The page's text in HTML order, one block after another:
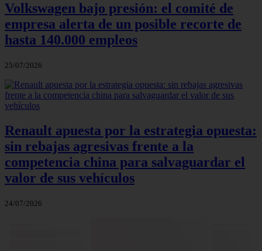
Volkswagen bajo presión: el comité de
empresa alerta de un posible recorte de
hasta 140.000 empleos
25/07/2026
Renault apuesta por la estrategia opuesta:
sin rebajas agresivas frente a la
competencia china para salvaguardar el
valor de sus vehículos
24/07/2026